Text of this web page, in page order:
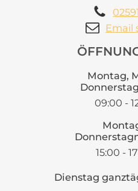
Email
Montag,
09:00 -
15:00 -
Dienstag